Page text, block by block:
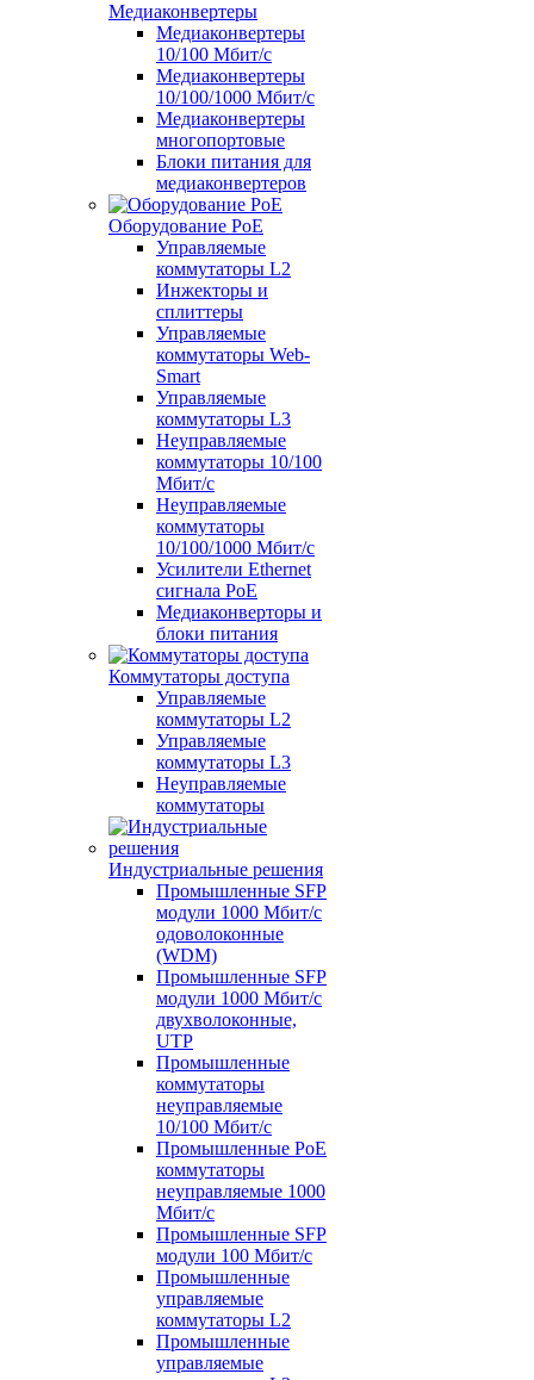
Медиаконвертеры
Медиаконвертеры
10/100 Мбит/с
Медиаконвертеры
10/100/1000 Мбит/c
Медиаконвертеры
многопортовые
Блоки питания для
медиаконвертеров
Оборудование PoE
Управляемые
коммутаторы L2
Инжекторы и
сплиттеры
Управляемые
коммутаторы Web-
Smart
Управляемые
коммутаторы L3
Неуправляемые
коммутаторы 10/100
Мбит/с
Неуправляемые
коммутаторы
10/100/1000 Мбит/с
Усилители Ethernet
сигнала PoE
Медиаконверторы и
блоки питания
Коммутаторы доступа
Управляемые
коммутаторы L2
Управляемые
коммутаторы L3
Неуправляемые
коммутаторы
Индустриальные решения
Промышленные SFP
модули 1000 Мбит/c
одоволоконные
(WDM)
Промышленные SFP
модули 1000 Мбит/c
двухволоконные,
UTP
Промышленные
коммутаторы
неуправляемые
10/100 Мбит/с
Промышленные PoE
коммутаторы
неуправляемые 1000
Мбит/с
Промышленные SFP
модули 100 Мбит/c
Промышленные
управляемые
коммутаторы L2
Промышленные
управляемые